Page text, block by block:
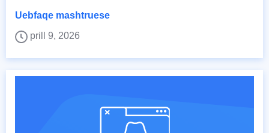
Uebfaqe mashtruese
prill 9, 2026